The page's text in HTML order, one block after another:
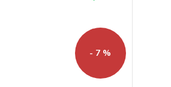
- 7 %